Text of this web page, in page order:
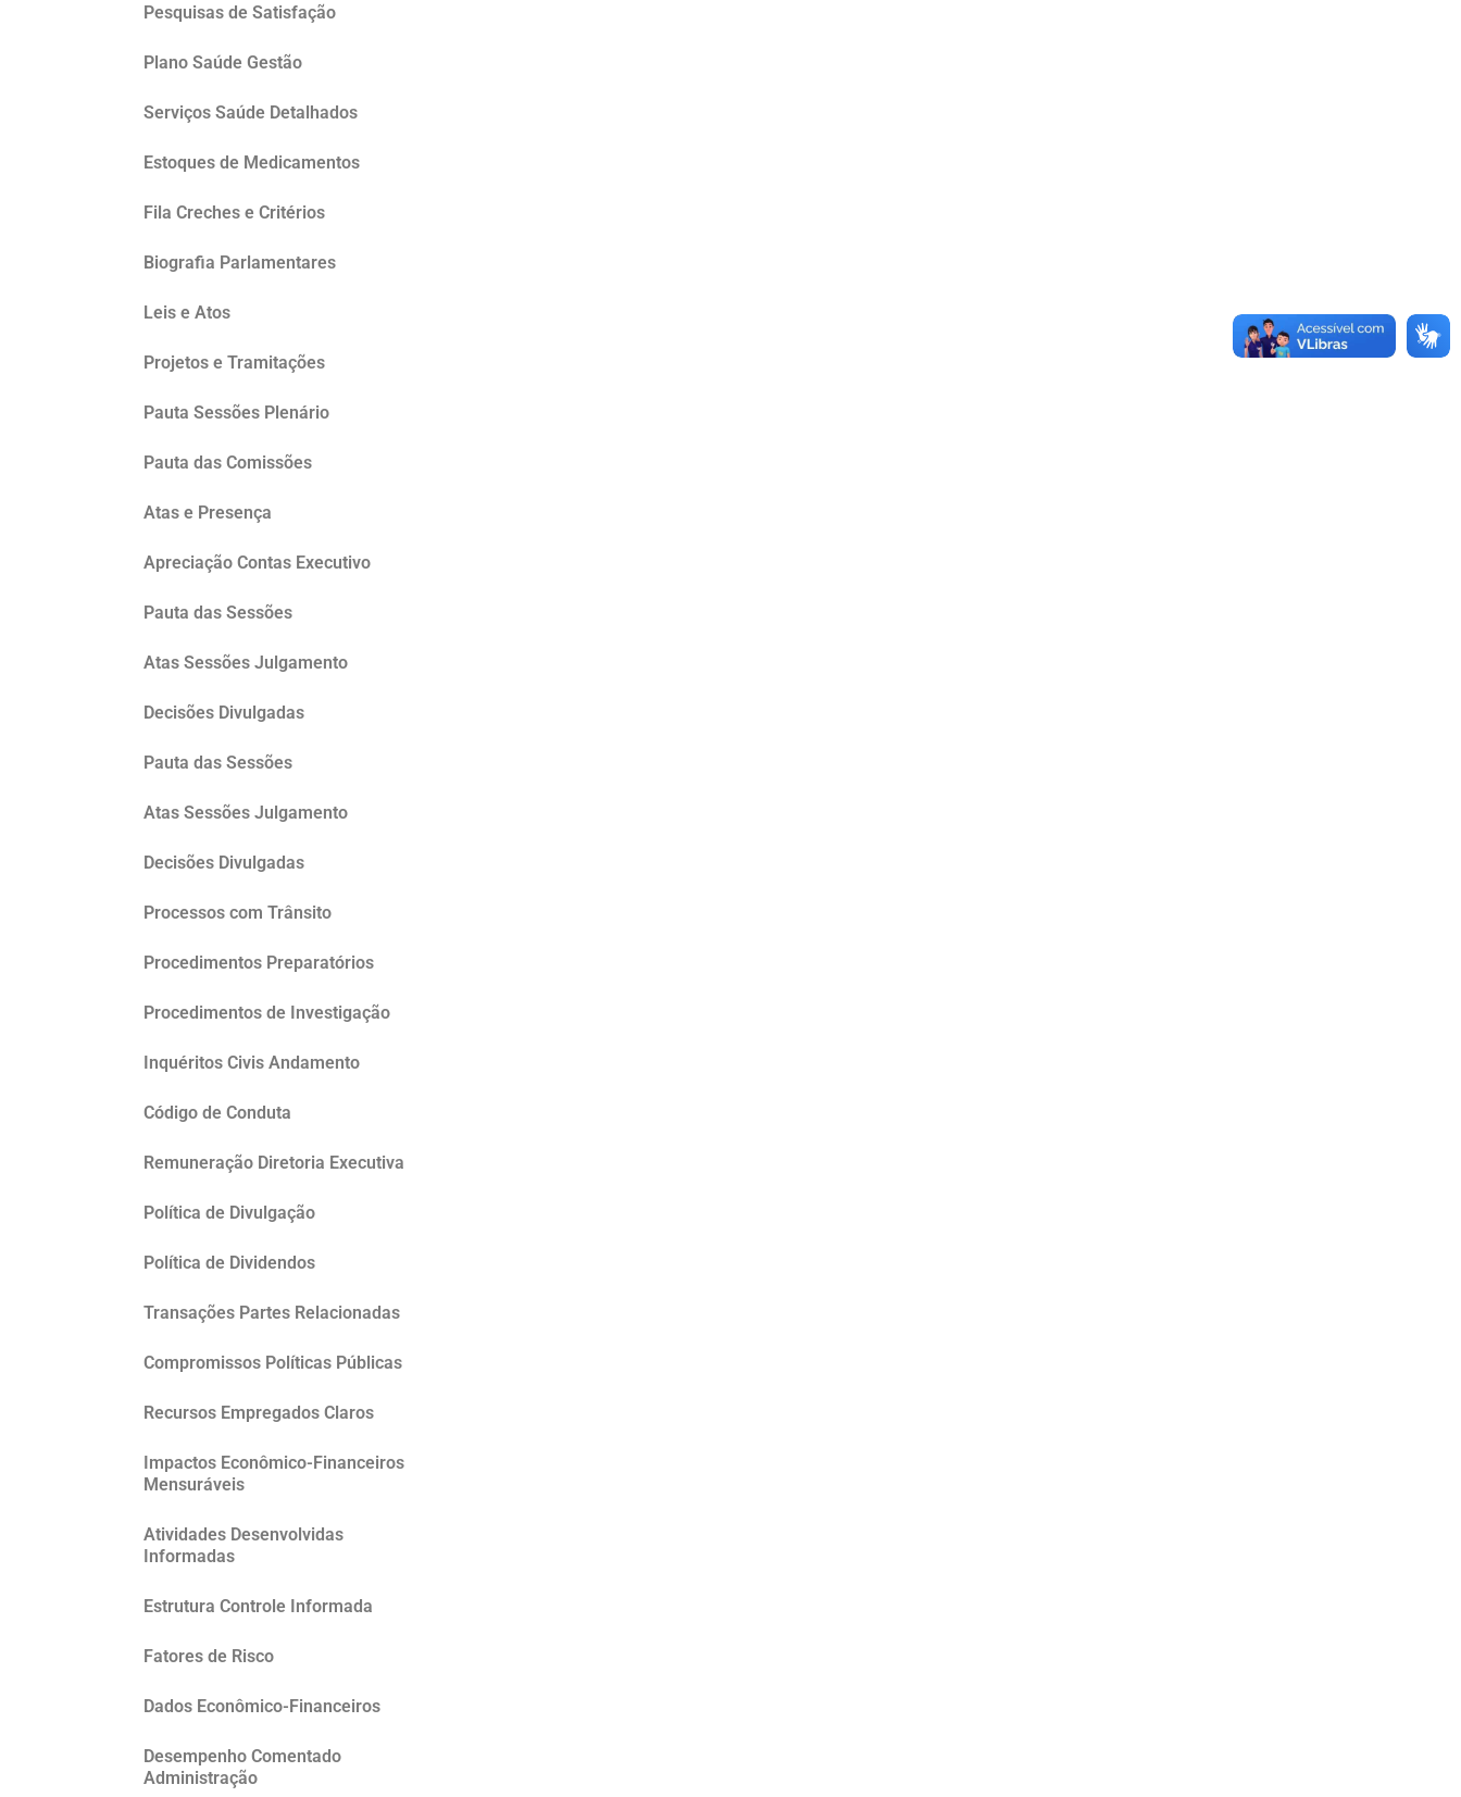
Pesquisas de Satisfação
Plano Saúde Gestão
Serviços Saúde Detalhados
Estoques de Medicamentos
Fila Creches e Critérios
Biografia Parlamentares
Leis e Atos
Projetos e Tramitações
Pauta Sessões Plenário
Pauta das Comissões
Atas e Presença
Apreciação Contas Executivo
Pauta das Sessões
Atas Sessões Julgamento
Decisões Divulgadas
Pauta das Sessões
Atas Sessões Julgamento
Decisões Divulgadas
Processos com Trânsito
Procedimentos Preparatórios
Procedimentos de Investigação
Inquéritos Civis Andamento
Código de Conduta
Remuneração Diretoria Executiva
Política de Divulgação
Política de Dividendos
Transações Partes Relacionadas
Compromissos Políticas Públicas
Recursos Empregados Claros
Impactos Econômico-Financeiros
Mensuráveis
Atividades Desenvolvidas
Informadas
Estrutura Controle Informada
Fatores de Risco
Dados Econômico-Financeiros
Desempenho Comentado
Administração